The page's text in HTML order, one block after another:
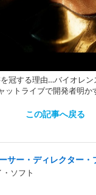
冠する理由…バイオレ
ットライブで開発者明か
この記事へ戻る
サー・ディレクター・
ソフト